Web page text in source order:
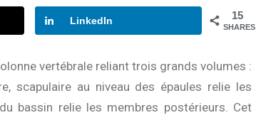
15
SHARES
LinkedIn
vertébrale reliant trois grands volumes :
scapulaire au niveau des épaules relie les
bassin relie les membres postérieurs. Cet